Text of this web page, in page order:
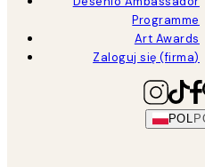
Programme
Art Awards
Zaloguj się (firma)
POL